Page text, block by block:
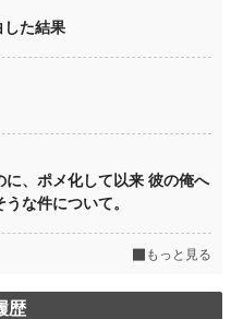
した結果
に、ポメ化して以来 彼の俺へ
な件について。
もっと見る
歴